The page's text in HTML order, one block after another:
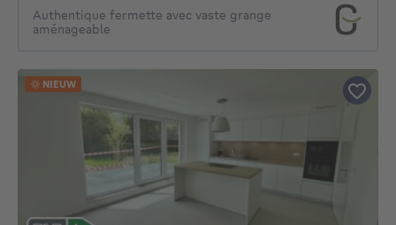
Authentique fermette avec vaste grange
aménageable
NIEUW